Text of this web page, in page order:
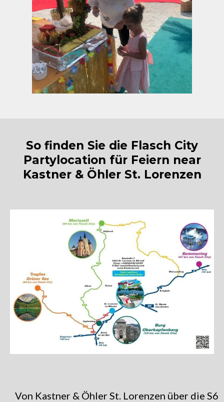
So finden Sie die Flasch City
Partylocation für Feiern near
Kastner & Öhler St. Lorenzen
Von Kastner & Öhler St. Lorenzen über die S6